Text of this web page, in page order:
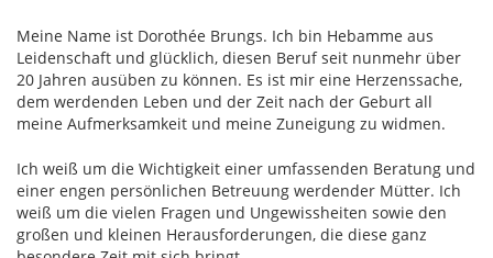
Meine Name ist Dorothée Brungs. Ich bin Hebamme aus
Leidenschaft und glücklich, diesen Beruf seit nunmehr über
20 Jahren ausüben zu können. Es ist mir eine Herzenssache,
dem werdenden Leben und der Zeit nach der Geburt all
meine Aufmerksamkeit und meine Zuneigung zu widmen.
Ich weiß um die Wichtigkeit einer umfassenden Beratung und
einer engen persönlichen Betreuung werdender Mütter. Ich
weiß um die vielen Fragen und Ungewissheiten sowie den
großen und kleinen Herausforderungen, die diese ganz